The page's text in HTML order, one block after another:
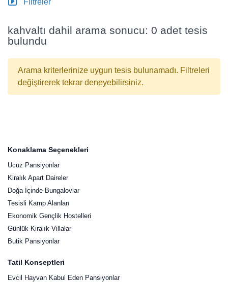
Filtreler
kahvaltı dahil arama sonucu: 0 adet tesis
bulundu
Arama kriterlerinize uygun tesis bulunamadı. Filtreleri
değiştirerek tekrar deneyebilirsiniz.
Konaklama Seçenekleri
Ucuz Pansiyonlar
Kiralık Apart Daireler
Doğa İçinde Bungalovlar
Tesisli Kamp Alanları
Ekonomik Gençlik Hostelleri
Günlük Kiralık Villalar
Butik Pansiyonlar
Tatil Konseptleri
Evcil Hayvan Kabul Eden Pansiyonlar